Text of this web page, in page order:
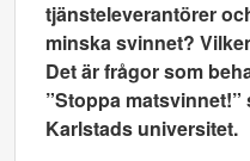
tjänsteleverantörer
minska svinnet?
Det är frågor som
”Stoppa
Karlstads universitet.